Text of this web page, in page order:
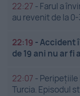
22:27 - Farul a
au revenit de la 0-
22:19 -Accident
de 19 ani nu ar
22:07 - Peripețiile
Turcia. Episodul